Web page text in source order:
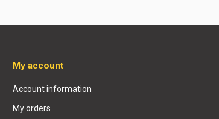
My account
Account information
My orders